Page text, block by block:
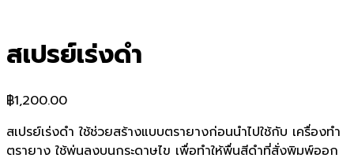
สเปรย์เร่งดำ
฿1,200.00
สเปรย์เร่งดำ ใช้ช่วยสร้างแบบตรายางก่อนนำไปใช้กับ เครื่องทำ
ตรายาง ใช้พ่นลงบนกระดาษไข เพื่อทำให้พื่นสีดำที่สั่งพิมพ์ออก